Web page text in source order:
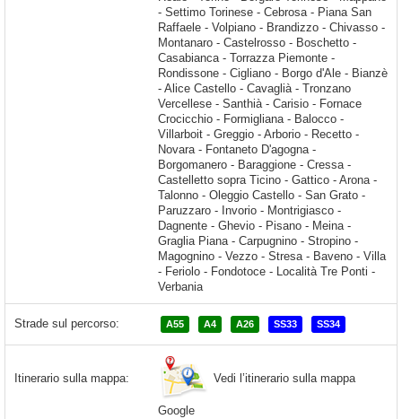
Strade sul percorso: A55 A4 A26 SS33 SS34
Itinerario sulla mappa: Vedi l’itinerario sulla mappa
Google